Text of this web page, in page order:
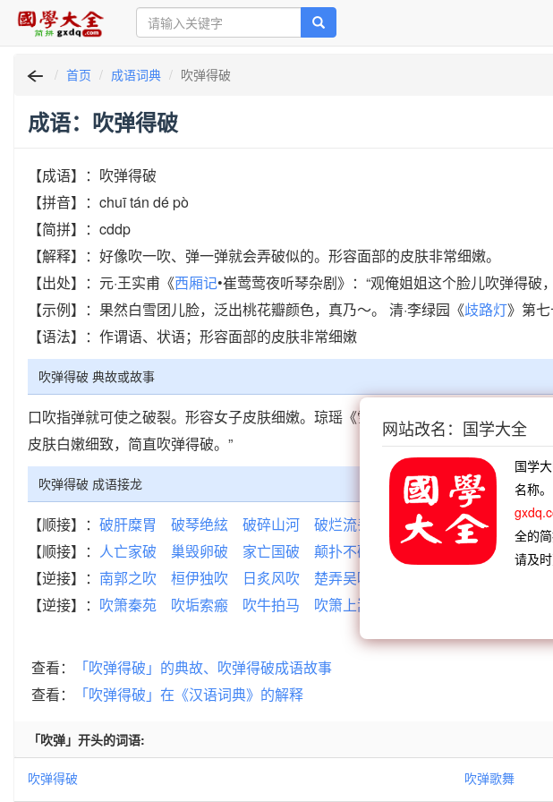
首页 成语词典 吹弹得破
成语：吹弹得破
【成语】：吹弹得破
【拼音】：chuī tán dé pò
【简拼】：cddp
【解释】：好像吹一吹、弹一弹就会弄破似的。形容面部的皮肤非常细嫩。
【出处】：元·王实甫《西厢记•崔莺莺夜听琴杂剧》：“观俺姐姐这个脸儿吹弹得破
【示例】：果然白雪团儿脸，泛出桃花瓣颜色，真乃～。 清·李绿园《歧路灯》第
【语法】：作谓语、状语；形容面部的皮肤非常细嫩
吹弹得破 典故或故事
口吹指弹就可使之破裂。形容女子皮肤细嫩。琼瑶《雪珂．一一》：“这孩子明眸
皮肤白嫩细致，简直吹弹得破。”
吹弹得破 成语接龙
【顺接】： 破肝糜胃 破琴绝絃 破碎山河 破烂流丢 破家散产 破家荡産 破
【顺接】： 人亡家破 巢毁卵破 家亡国破 颠扑不破 吹弹得破 冰解的破 皮
【逆接】： 南郭之吹 桓伊独吹 日炙风吹 楚弄吴吹
【逆接】： 吹箫秦苑 吹垢索瘢 吹牛拍马 吹箫上嵩
查看：
「吹弹得破」的典故、吹弹得破成语故事
查看：
「吹弹得破」在《汉语词典》的解释
「吹弹」开头的词语:
吹弹得破 吹弹歌舞
网站改名：国学大全
国学
名称。
全的
请及